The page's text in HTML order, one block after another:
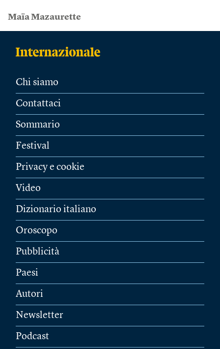
Maïa Mazaurette
Chi siamo
Contattaci
Sommario
Festival
Privacy e cookie
Video
Dizionario italiano
Oroscopo
Pubblicità
Paesi
Autori
Newsletter
Podcast